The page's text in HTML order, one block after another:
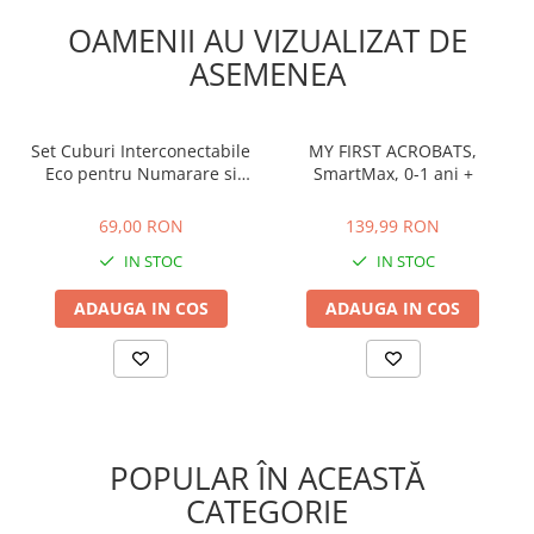
OAMENII AU VIZUALIZAT DE
ASEMENEA
Set Cuburi Interconectabile
Eco pentru Numarare si
Culori, 3+ Ani
69,00 RON
IN STOC
ADAUGA IN COS
MY FIRST ACROBATS,
SmartMax, 0-1 ani +
139,99 RON
IN STOC
ADAUGA IN COS
POPULAR ÎN ACEASTĂ
CATEGORIE